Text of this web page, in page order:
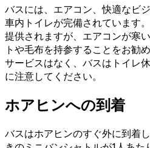
バスには、エアコン、快適なビ
車内トイレが完備されています
提供されますが、エアコンが寒
トや毛布を持参することをお勧
サービスはなく、バスはトイレ
に注意してください。
ホアヒンへの到着
バスはホアヒンのすぐ外に到着